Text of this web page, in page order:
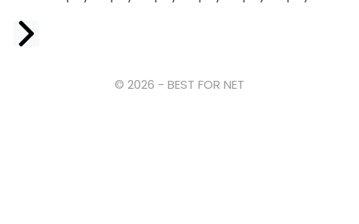
© 2026 - BEST FOR NET